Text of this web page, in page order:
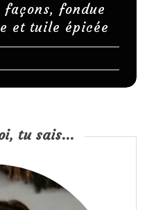
fondue
et tuile épicée
tu sais...